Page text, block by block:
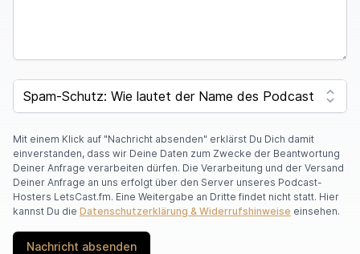
SPAM CAPTCHA
Mit einem Klick auf "Nachricht absenden" erklärst Du Dich damit
einverstanden, dass wir Deine Daten zum Zwecke der Beantwortung
Deiner Anfrage verarbeiten dürfen. Die Verarbeitung und der Versand
Deiner Anfrage an uns erfolgt über den Server unseres Podcast-
Hosters LetsCast.fm. Eine Weitergabe an Dritte findet nicht statt. Hier
kannst Du die Datenschutzerklärung & Widerrufshinweise einsehen.
Nachricht absenden